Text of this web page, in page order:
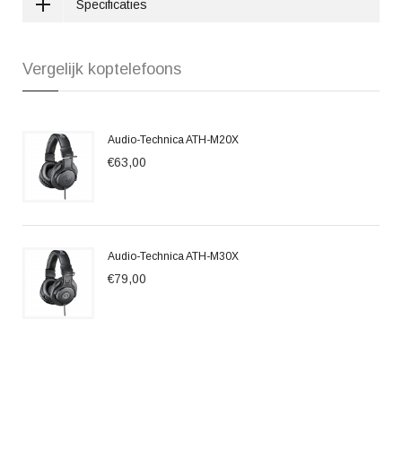
Specificaties
Vergelijk koptelefoons
Audio-Technica ATH-M20X
€63,00
Audio-Technica ATH-M30X
€79,00